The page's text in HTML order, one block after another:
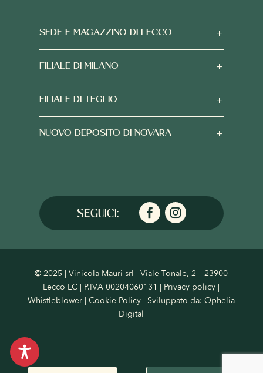
SEDE E MAGAZZINO DI LECCO
FILIALE DI MILANO
FILIALE DI TEGLIO
NUOVO DEPOSITO DI NOVARA
© 2025 | Vinicola Mauri srl | Viale Tonale, 2 – 23900
Lecco LC | P.IVA 00204060131 | Privacy policy |
Whistleblower |Cookie Policy | Sviluppato da:Ophelia
Digital